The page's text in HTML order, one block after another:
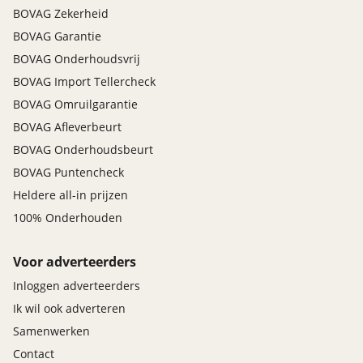
BOVAG Zekerheid
BOVAG Garantie
BOVAG Onderhoudsvrij
BOVAG Import Tellercheck
BOVAG Omruilgarantie
BOVAG Afleverbeurt
BOVAG Onderhoudsbeurt
BOVAG Puntencheck
Heldere all-in prijzen
100% Onderhouden
Voor adverteerders
Inloggen adverteerders
Ik wil ook adverteren
Samenwerken
Contact